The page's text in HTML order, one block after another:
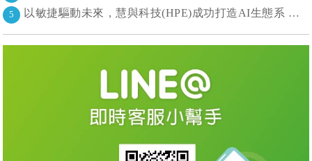
5 以敏捷驅動未來，慧與科技(HPE)成功打造AI生態系 大型敏捷(LeSS)海納百川，讓複雜變簡單